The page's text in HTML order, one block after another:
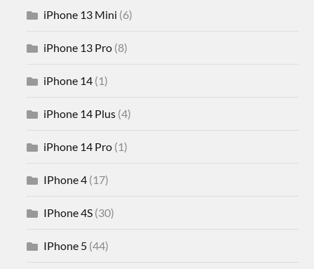
iPhone 13 Mini (6)
iPhone 13 Pro (8)
iPhone 14 (1)
iPhone 14 Plus (4)
iPhone 14 Pro (1)
IPhone 4 (17)
IPhone 4S (30)
IPhone 5 (44)